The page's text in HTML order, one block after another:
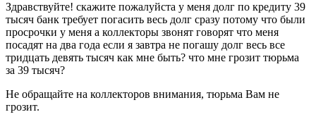
Здравствуйте! скажите пожалуйста у меня долг по кредиту 39
тысяч банк требует погасить весь долг сразу потому что были
просрочки у меня а коллекторы звонят говорят что меня
посадят на два года если я завтра не погашу долг весь все
тридцать девять тысяч как мне быть? что мне грозит тюрьма
за 39 тысяч?
Не обращайте на коллекторов внимания, тюрьма Вам не
грозит.